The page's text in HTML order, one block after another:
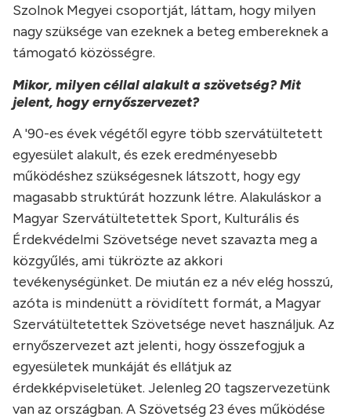
Szolnok Megyei csoportját, láttam, hogy milyen
nagy szüksége van ezeknek a beteg embereknek a
támogató közösségre.
Mikor, milyen céllal alakult a szövetség? Mit
jelent, hogy ernyőszervezet?
A '90-es évek végétől egyre több szervátültetett
egyesület alakult, és ezek eredményesebb
működéshez szükségesnek látszott, hogy egy
magasabb struktúrát hozzunk létre. Alakuláskor a
Magyar Szervátültetettek Sport, Kulturális és
Érdekvédelmi Szövetsége nevet szavazta meg a
közgyűlés, ami tükrözte az akkori
tevékenységünket. De miután ez a név elég hosszú,
azóta is mindenütt a rövidített formát, a Magyar
Szervátültetettek Szövetsége nevet használjuk. Az
ernyőszervezet azt jelenti, hogy összefogjuk a
egyesületek munkáját és ellátjuk az
érdekképviseletüket. Jelenleg 20 tagszervezetünk
van az országban. A Szövetség 23 éves működése